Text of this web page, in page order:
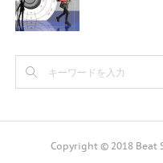
Copyright © 2018 Beat